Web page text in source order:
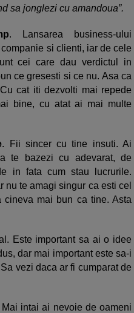
sa jonglezi cu amandoua”.
. Lansarea business-ului
si clienti, iar de cele
cei care dau verdictul in
ce gresesti si ce nu. Asa ca
cat iti dezvolti mai repede
bine, cu atat ai mai multe
. Fii sincer cu tine insuti. Ai
te bazezi cu adevarat, de
in fata cum stau lucrurile.
nu te amagi singur ca esti cel
cineva mai bun ca tine. Asta
Este important sa ai o idee
dar mai important este sa-i
vezi daca ar fi cumparat de
Mai intai ai nevoie de oameni